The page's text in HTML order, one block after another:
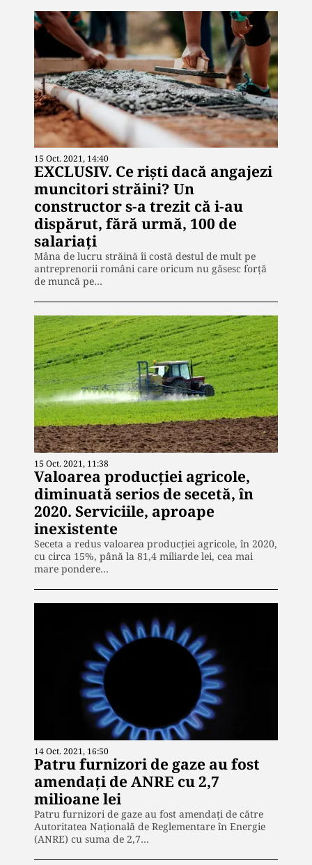
15 Oct. 2021, 14:40
EXCLUSIV. Ce riști dacă angajezi
muncitori străini? Un
constructor s-a trezit că i-au
dispărut, fără urmă, 100 de
salariați
Mâna de lucru străină îi costă destul de mult pe
antreprenorii români care oricum nu găsesc forță
de muncă pe…
15 Oct. 2021, 11:38
Valoarea producției agricole,
diminuată serios de secetă, în
2020. Serviciile, aproape
inexistente
Seceta a redus valoarea producției agricole, în 2020,
cu circa 15%, până la 81,4 miliarde lei, cea mai
mare pondere…
14 Oct. 2021, 16:50
Patru furnizori de gaze au fost
amendați de ANRE cu 2,7
milioane lei
Patru furnizori de gaze au fost amendați de către
Autoritatea Naţională de Reglementare în Energie
(ANRE) cu suma de 2,7…